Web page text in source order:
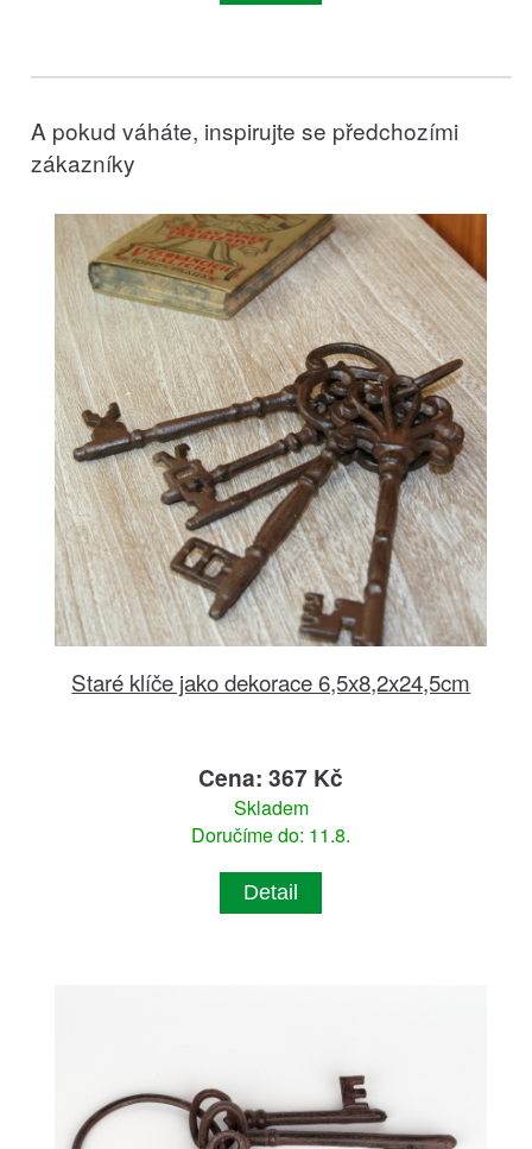
A pokud váháte, inspirujte se předchozími
zákazníky
Staré klíče jako dekorace 6,5x8,2x24,5cm
Cena: 367 Kč
Skladem
Doručíme do: 11.8.
Detail